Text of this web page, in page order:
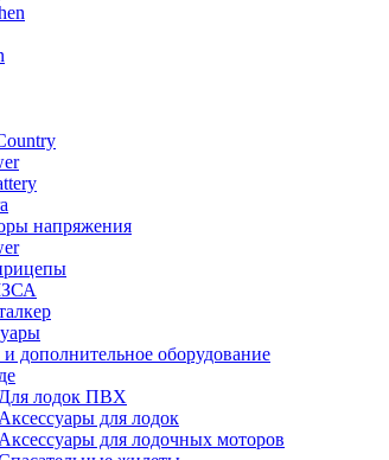
напряжения
дополнительное оборудование
Для лодок ПВХ
Аксессуары для лодок
Аксессуары для лодочных моторов